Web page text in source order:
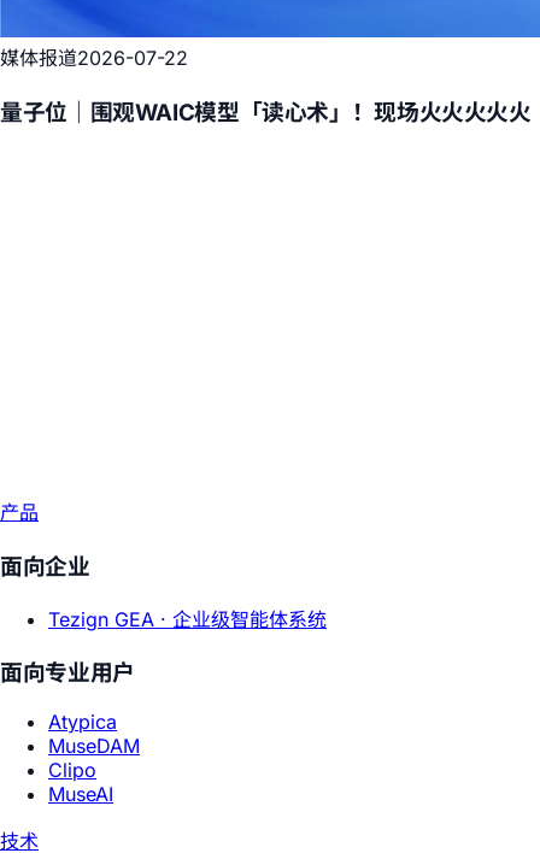
媒体报道2026-07-22
量子位｜围观WAIC模型「读心术」！现场火火火火火
产品
面向企业
Tezign GEA · 企业级智能体系统
面向专业用户
Atypica
MuseDAM
Clipo
MuseAI
技术